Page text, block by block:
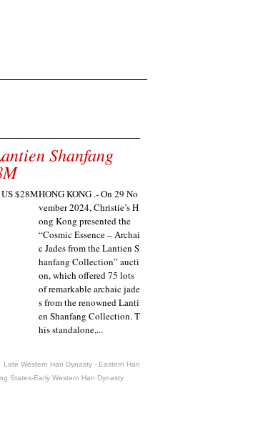
Shanfang
HONG KONG .- On 29 No
vember 2024, Christie’s H
ong Kong presented the
“Cosmic Essence – Archai
c Jades from the Lantien S
hanfang Collection” aucti
on, which offered 75 lots
of remarkable archaic jade
s from the renowned Lanti
en Shanfang Collection. T
his standalone,...
Late Western Han Dynasty - Eastern Han
States-Early Western Han Dynasty